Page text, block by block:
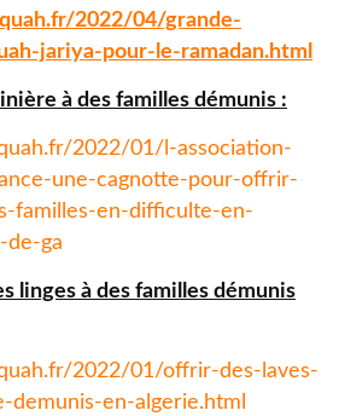
2022/04/grande-
jariya-pour-le-ramadan.html
à des familles démunis :
2022/01/l-association-
une-cagnotte-pour-offrir-
familles-en-difficulte-en-
de-ga
linges à des familles démunis
2022/01/offrir-des-laves-
demunis-en-algerie.html